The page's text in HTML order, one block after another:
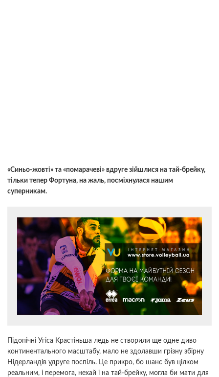
«Синьо-жовті» та «помарачеві» вдруге зійшлися на тай-брейку,
тільки тепер Фортуна, на жаль, посміхнулася нашим
суперникам.
Підопічні Угіса Крастіньша ледь не створили ще одне диво
континентального масштабу, мало не здолавши грізну збірну
Нідерландів удруге поспіль. Це прикро, бо шанс був цілком
реальним, і перемога, нехай і на тай-брейку, могла би мати для